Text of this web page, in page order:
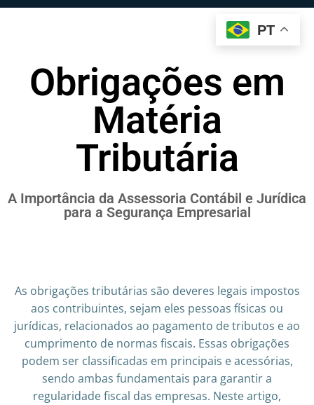
Obrigações em
Matéria
Tributária
A Importância da Assessoria Contábil e Jurídica
para a Segurança Empresarial
As obrigações tributárias são deveres legais impostos
aos contribuintes, sejam eles pessoas físicas ou
jurídicas, relacionados ao pagamento de tributos e ao
cumprimento de normas fiscais. Essas obrigações
podem ser classificadas em principais e acessórias,
sendo ambas fundamentais para garantir a
regularidade fiscal das empresas. Neste artigo,
PT